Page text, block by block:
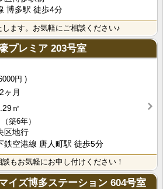
博多駅 徒歩4分
ます。お気軽にご相談ください♪
プレミア 203号室
円
2ヶ月
㎡
（築6年）
区地行
鉄空港線 唐人町駅 徒歩5分
もお気軽にお申し付けください！
イズ博多ステーション 604号室